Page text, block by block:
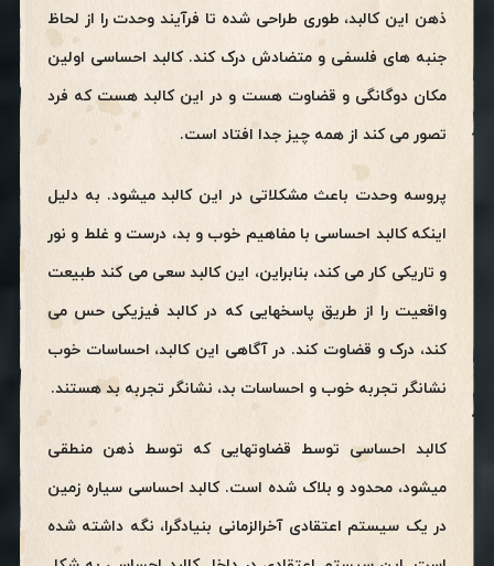
ذهن این کالبد، طوری طراحی شده تا فرآیند وحدت را از لحاظ
جنبه های فلسفی و متضادش درک کند. کالبد احساسی اولین
مکان دوگانگی و قضاوت هست و در این کالبد هست که فرد
تصور می کند از همه چیز جدا افتاد است.
پروسه وحدت باعث مشکلاتی در این کالبد میشود. به دلیل
اینکه کالبد احساسی با مفاهیم خوب و بد، درست و غلط و نور
و تاریکی کار می کند، بنابراین، این کالبد سعی می کند طبیعت
واقعیت را از طریق پاسخهایی که در کالبد فیزیکی حس می
کند، درک و قضاوت کند. در آگاهی این کالبد، احساسات خوب
نشانگر تجربه خوب و احساسات بد، نشانگر تجربه بد هستند.
کالبد احساسی توسط قضاوتهایی که توسط ذهن منطقی
میشود، محدود و بلاک شده است. کالبد احساسی سیاره زمین
در یک سیستم اعتقادی آخرالزمانی بنیادگرا، نگه داشته شده